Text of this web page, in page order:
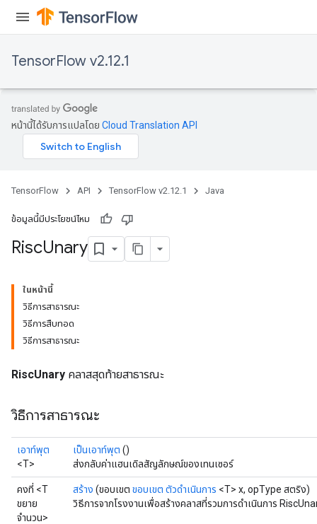
TensorFlow v2.12.1
หน้านี้ได้รับการแปลโดย Cloud Translation API
TensorFlow API TensorFlow v2.12.1 Java
ข้อมูลนี้มีประโยชน์ไหม
RiscUnary
ในหน้านี้
วิธีการสาธารณะ
วิธีการสืบทอด
วิธีการสาธารณะ
RiscUnary คลาสสุดท้ายสาธารณะ
วิธีการสาธารณะ
เอาท์พุต
<T>
เป็นเอาท์พุต ()
ส่งกลับค่าแฮนเดิลสัญลักษณ์ของเทนเซอร์
คงที่ <T
ขยาย
จำนวน>
สร้าง (ขอบเขต ขอบเขต ตัวดำเนินการ <T> x, opType สตริง)
วิธีการจากโรงงานเพื่อสร้างคลาสที่รวมการดำเนินการ